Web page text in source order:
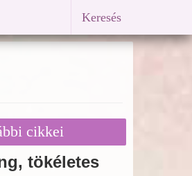
Keresés
cikkei
tökéletes